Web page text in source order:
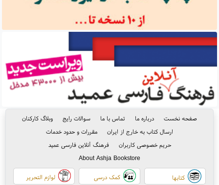
صفحه نخست درباره ما تماس با ما سوالات رایج
وبلاگ کارکنان
ارسال کتاب به خارج از ایران
مقررات و حدود خدمات
حریم خصوصی کاربران
فرهنگ آنلاین فارسی عمید
About Ashja Bookstore
کتابها کمک درسی لوازم التحریر